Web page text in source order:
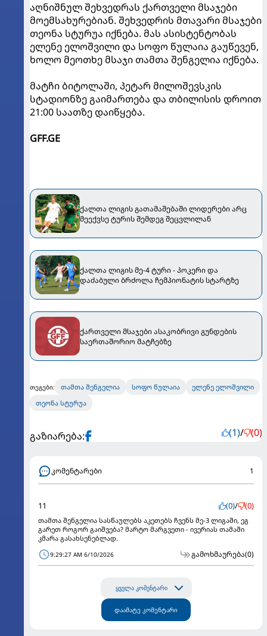
აღნიშნულ შეხვედრას ქართველი მსაჯები
მოემსახურებიან. შეხვედრის მთავარი მსაჯები
თეონა სტურუა იქნება. მას ასისტენტობას
ელენე ელოშვილი და სოფო წულაია გაუწევენ,
ხოლო მეოთხე მსაჯი თამთა შენგელია იქნება.
მატჩი ბიტოლაში, პეტარ მილოშევსკის
სტადიონზე გაიმართება და თბილისის დროით
21:00 საათზე დაიწყება.
GFF.GE
ქალთა ლიგის გათამაშებაში ლიდერები არც
მეექვსე ტურის შემდეგ შეცვლილან
ქალთა ლიგის მე-4 ტური - პოკერი და
დაძაბული ბრძოლა ჩემპიონატის სტარტზე
ქართველი მსაჯები ასაკობრივი გუნდების
საერთაშორიო მატჩებზე
თეგები: თამთა შენგელია სოფო წულაია
ელენე ელოშვილი
თეონა სტურუა
გაზიარება: (1)/ (0)
კომენტარები 1
11 (0)/ (0)
თამთა შენგელია სასწაულებს აკეთებს ჩვენს მე-3 ლიგაში, ეგ
გარეთ როგორ გაიშვება? მარტო მარგვეთი - ივერიას თამაში
კმარა გასახსენებლად.
9:29:27 AM 6/10/2026 გამოხმაურება(0)
ყველა კომენტარი
დაამატე კომენტარი